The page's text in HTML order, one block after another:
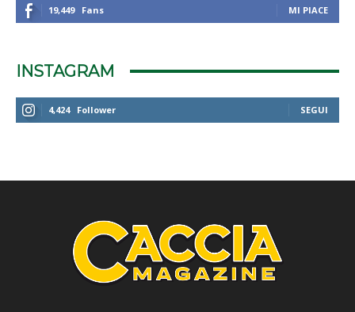
19,449 Fans MI PIACE
INSTAGRAM
4,424 Follower SEGUI